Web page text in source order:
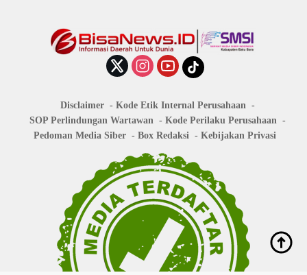
Disclaimer
Kode Etik Internal Perusahaan
SOP Perlindungan Wartawan
Kode Perilaku Perusahaan
Pedoman Media Siber
Box Redaksi Kebijakan Privasi